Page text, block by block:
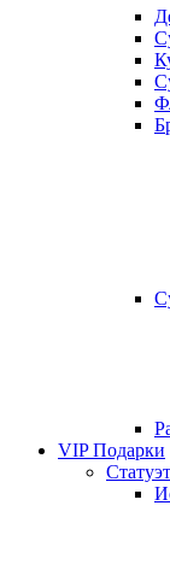
VIP Подарки